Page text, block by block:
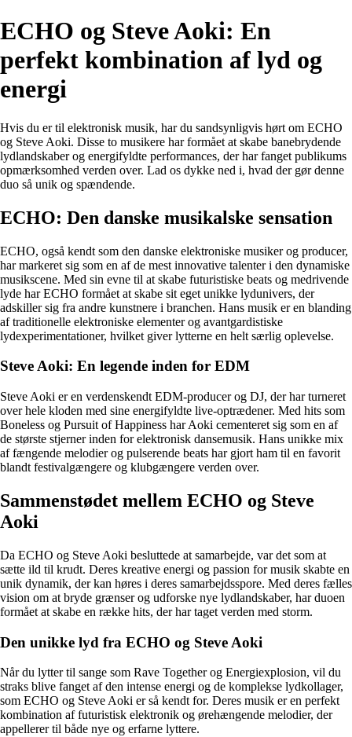
ECHO og Steve Aoki: En
perfekt kombination af lyd og
energi
Hvis du er til elektronisk musik, har du sandsynligvis hørt om ECHO
og Steve Aoki. Disse to musikere har formået at skabe banebrydende
lydlandskaber og energifyldte performances, der har fanget publikums
opmærksomhed verden over. Lad os dykke ned i, hvad der gør denne
duo så unik og spændende.
ECHO: Den danske musikalske sensation
ECHO, også kendt som den danske elektroniske musiker og producer,
har markeret sig som en af de mest innovative talenter i den dynamiske
musikscene. Med sin evne til at skabe futuristiske beats og medrivende
lyde har ECHO formået at skabe sit eget unikke lydunivers, der
adskiller sig fra andre kunstnere i branchen. Hans musik er en blanding
af traditionelle elektroniske elementer og avantgardistiske
lydexperimentationer, hvilket giver lytterne en helt særlig oplevelse.
Steve Aoki: En legende inden for EDM
Steve Aoki er en verdenskendt EDM-producer og DJ, der har turneret
over hele kloden med sine energifyldte live-optrædener. Med hits som
Boneless og Pursuit of Happiness har Aoki cementeret sig som en af
de største stjerner inden for elektronisk dansemusik. Hans unikke mix
af fængende melodier og pulserende beats har gjort ham til en favorit
blandt festivalgængere og klubgængere verden over.
Sammenstødet mellem ECHO og Steve
Aoki
Da ECHO og Steve Aoki besluttede at samarbejde, var det som at
sætte ild til krudt. Deres kreative energi og passion for musik skabte en
unik dynamik, der kan høres i deres samarbejdsspore. Med deres fælles
vision om at bryde grænser og udforske nye lydlandskaber, har duoen
formået at skabe en række hits, der har taget verden med storm.
Den unikke lyd fra ECHO og Steve Aoki
Når du lytter til sange som Rave Together og Energiexplosion, vil du
straks blive fanget af den intense energi og de komplekse lydkollager,
som ECHO og Steve Aoki er så kendt for. Deres musik er en perfekt
kombination af futuristisk elektronik og ørehængende melodier, der
appellerer til både nye og erfarne lyttere.